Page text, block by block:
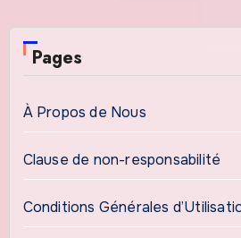
Pages
À Propos de Nous
Clause de non-responsabilité
Conditions Générales